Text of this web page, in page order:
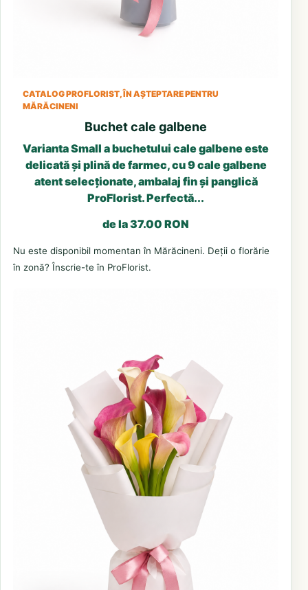
CATALOG PROFLORIST, ÎN AȘTEPTARE PENTRU
MĂRĂCINENI
Buchet cale galbene
Varianta Small a buchetului cale galbene este
delicată și plină de farmec, cu 9 cale galbene
atent selecționate, ambalaj fin și panglică
ProFlorist. Perfectă...
de la 37.00 RON
Nu este disponibil momentan în Mărăcineni. Deții o florărie
în zonă? Înscrie-te în ProFlorist.